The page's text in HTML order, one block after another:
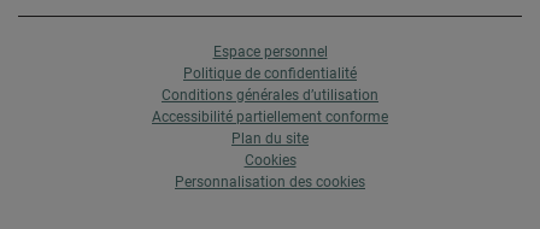
Espace personnel
Politique de confidentialité
Conditions générales d’utilisation
Accessibilité partiellement conforme
Plan du site
Cookies
Personnalisation des cookies